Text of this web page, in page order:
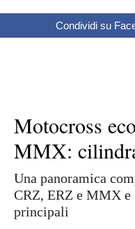
Condividi su
Motocross
MMX:
Una panoramica
CRZ, ERZ e MMX
principali